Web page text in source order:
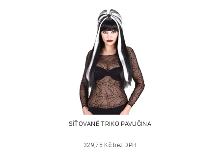
SÍŤOVANÉ TRIKO PAVUČINA
329,75 Kč bez DPH